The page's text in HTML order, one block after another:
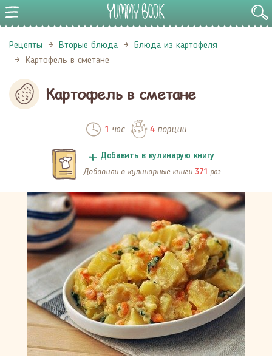
Рецепты Вторые блюда
Блюда из картофеля
Картофель в сметане
Картофель в сметане
1 час 4порции
Добавить в кулинарую книгу
Добавили в кулинарные книги 371 раз